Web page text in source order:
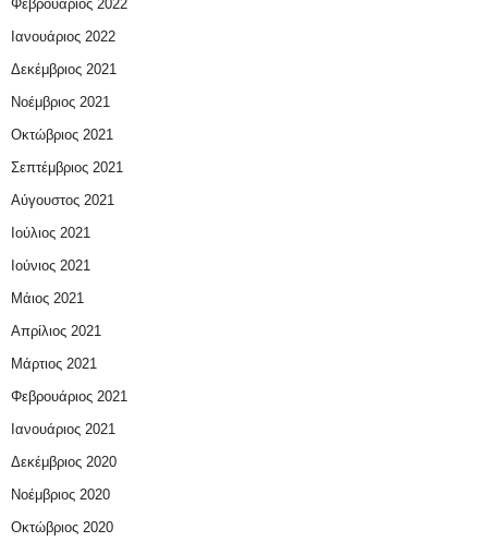
Φεβρουάριος 2022
Ιανουάριος 2022
Δεκέμβριος 2021
Νοέμβριος 2021
Οκτώβριος 2021
Σεπτέμβριος 2021
Αύγουστος 2021
Ιούλιος 2021
Ιούνιος 2021
Μάιος 2021
Απρίλιος 2021
Μάρτιος 2021
Φεβρουάριος 2021
Ιανουάριος 2021
Δεκέμβριος 2020
Νοέμβριος 2020
Οκτώβριος 2020